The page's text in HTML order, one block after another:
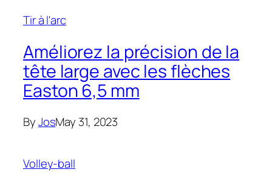
Tir à l'arc
Améliorez la précision de la
tête large avec les flèches
Easton 6,5 mm
ByJosMay 31, 2023
Volley-ball